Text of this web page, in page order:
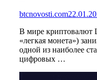
btcnovosti.com
В мире криптовалют
«легкая монета»)
одной из наиболее
цифровых …